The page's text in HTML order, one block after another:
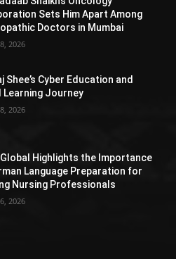
Sets Him Apart Among
Doctors in Mumbai
2026
Shee’s Cyber Education and
Learning Journey
2026
Global Highlights the Importance
Language Preparation for
Nursing Professionals
2026